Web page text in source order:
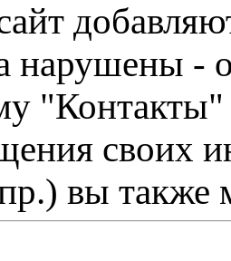
нарушены -
"Контакты"
своих
вы также